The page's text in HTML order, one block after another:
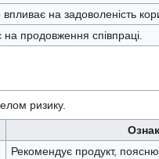
на задоволеність
продовження співпраці.
ризику.
Рекомендує продукт,